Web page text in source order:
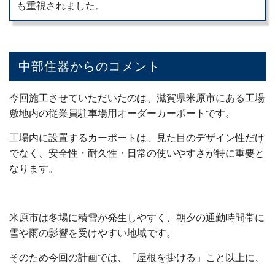
も重視されました。
中部住器からのコメント
今回施工させていただいたのは、滋賀県米原市にある工場
敷地内の従業員駐車場用オーダーカーポートです。
工場内に設置するカーポートは、見た目のデザイン性だけ
でなく、安全性・耐久性・日常の使いやすさが特に重要と
なります。
米原市は冬場に積雪が発生しやすく、朝夕の通勤時間帯に
雪や雨の影響を受けやすい地域です。
そのため今回の計画では、「屋根を掛ける」こと以上に、